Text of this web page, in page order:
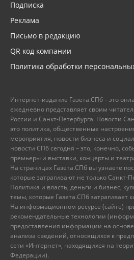
Подписка
Реклама
Письмо в редакцию
QR код компании
Политика обработки
Интернет-издание Газета.СПб – это
ежедневно представляет своим
России и Санкт-Петербурга. Новости
это политика, общественные
мероприятия, новости бизнеса и
новости СПб сегодня – это, конечно,
премьеры и выставки, концерты и
На страницах Газета.СПб вы узнаете
которые затрагивают не только Санкт-
Политика и власть, деньги и бизнес,
темы, которые Газета.СПб затрагивает
На информационном ресурсе (сайте)
рекомендательные технологии
предоставления информации на
анализа сведений, относящихся к
сети «Интернет», находящихся на
Федерации).